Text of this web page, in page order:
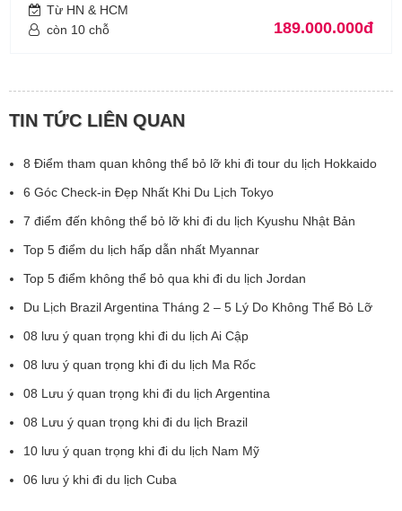
Từ HN & HCM
còn 10 chỗ
189.000.000đ
TIN TỨC LIÊN QUAN
8 Điểm tham quan không thể bỏ lỡ khi đi tour du lịch Hokkaido
6 Góc Check-in Đẹp Nhất Khi Du Lịch Tokyo
7 điểm đến không thể bỏ lỡ khi đi du lịch Kyushu Nhật Bản
Top 5 điểm du lịch hấp dẫn nhất Myannar
Top 5 điểm không thể bỏ qua khi đi du lịch Jordan
Du Lịch Brazil Argentina Tháng 2 – 5 Lý Do Không Thể Bỏ Lỡ
08 lưu ý quan trọng khi đi du lịch Ai Cập
08 lưu ý quan trọng khi đi du lịch Ma Rốc
08 Lưu ý quan trọng khi đi du lịch Argentina
08 Lưu ý quan trọng khi đi du lịch Brazil
10 lưu ý quan trọng khi đi du lịch Nam Mỹ
06 lưu ý khi đi du lịch Cuba